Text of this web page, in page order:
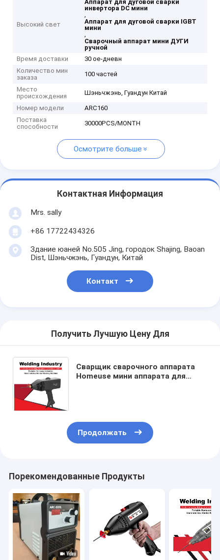
Высокий свет
Аппарат для дуговой сварки
инвертора DC мини
,
Аппарат для дуговой сварки IGBT
мини
,
Сварочный аппарат мини ДУГИ
ручной
Время доставки
30 ое-дневн
Количество мин
заказа
100 частей
Место
происхождения
Шэньчжэнь, Гуандун Китай
Номер модели
ARC160
Поставка
способности
30000PCS/MONTH
Осмотрите больше
Контактная Информация
Mrs. sally
+86 17722434326
Здание юаней No.505 Jing, городок Shajing, Baoan
Dist, Шэньчжэнь, Гуандун, Китай
Контакт
Получить Лучшую Цену Для
Сварщик сварочного аппарата
Homeuse мини аппарата для
Продолжать
Порекомендованные Продукты